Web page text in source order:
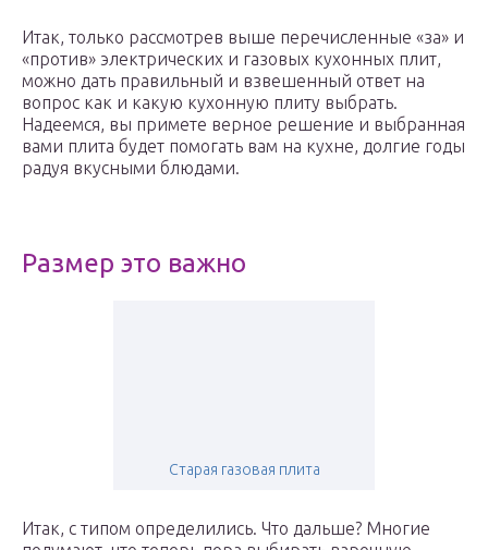
Итак, только рассмотрев выше перечисленные «за» и
«против» электрических и газовых кухонных плит,
можно дать правильный и взвешенный ответ на
вопрос как и какую кухонную плиту выбрать.
Надеемся, вы примете верное решение и выбранная
вами плита будет помогать вам на кухне, долгие годы
радуя вкусными блюдами.
Размер это важно
Старая газовая плита
Итак, с типом определились. Что дальше? Многие